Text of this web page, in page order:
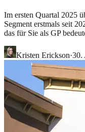
Im ersten Quartal 2025
Segment erstmals seit
das für Sie als GP
Kristen Erickson·30.